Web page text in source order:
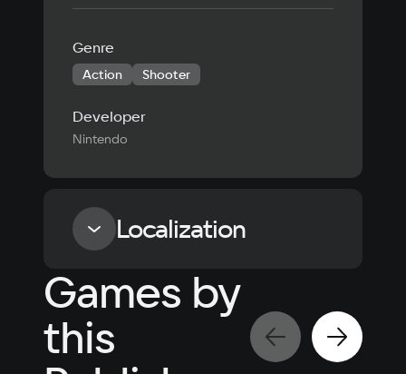
Genre
Action Shooter
Developer
Nintendo
Localization
Language
Russian
English
Simplified
Text Voiceover
Language
Spanish
French
Games by
this